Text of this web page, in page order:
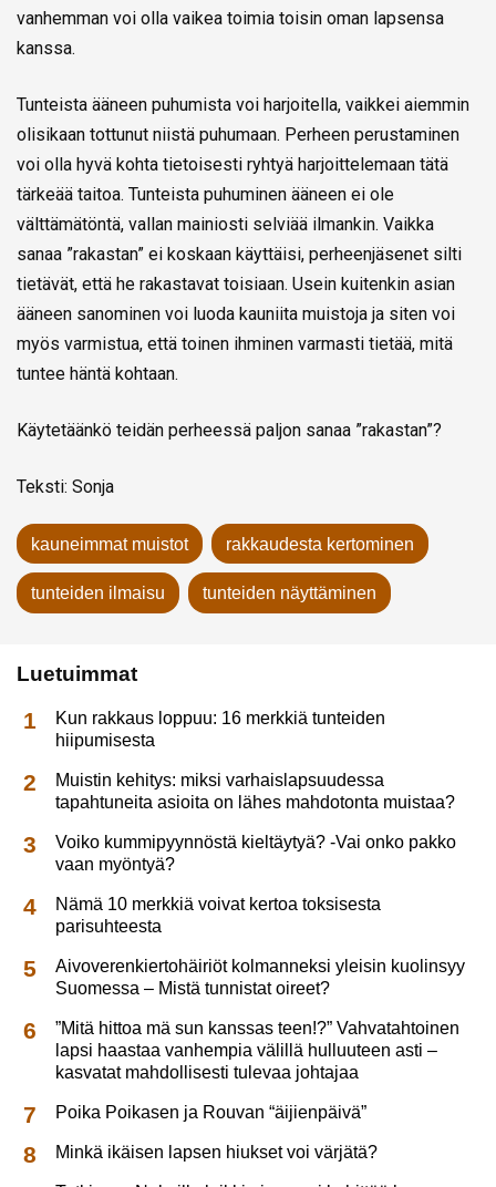
vanhemman voi olla vaikea toimia toisin oman lapsensa
kanssa.
Tunteista ääneen puhumista voi harjoitella, vaikkei aiemmin
olisikaan tottunut niistä puhumaan. Perheen perustaminen
voi olla hyvä kohta tietoisesti ryhtyä harjoittelemaan tätä
tärkeää taitoa. Tunteista puhuminen ääneen ei ole
välttämätöntä, vallan mainiosti selviää ilmankin. Vaikka
sanaa ”rakastan” ei koskaan käyttäisi, perheenjäsenet silti
tietävät, että he rakastavat toisiaan. Usein kuitenkin asian
ääneen sanominen voi luoda kauniita muistoja ja siten voi
myös varmistua, että toinen ihminen varmasti tietää, mitä
tuntee häntä kohtaan.
Käytetäänkö teidän perheessä paljon sanaa ”rakastan”?
Teksti: Sonja
kauneimmat muistot rakkaudesta kertominen
tunteiden ilmaisu tunteiden näyttäminen
Luetuimmat
Kun rakkaus loppuu: 16 merkkiä tunteiden
hiipumisesta
Muistin kehitys: miksi varhaislapsuudessa
tapahtuneita asioita on lähes mahdotonta muistaa?
Voiko kummipyynnöstä kieltäytyä? -Vai onko pakko
vaan myöntyä?
Nämä 10 merkkiä voivat kertoa toksisesta
parisuhteesta
Aivoverenkiertohäiriöt kolmanneksi yleisin kuolinsyy
Suomessa – Mistä tunnistat oireet?
”Mitä hittoa mä sun kanssas teen!?” Vahvatahtoinen
lapsi haastaa vanhempia välillä hulluuteen asti –
kasvatat mahdollisesti tulevaa johtajaa
Poika Poikasen ja Rouvan “äijienpäivä”
Minkä ikäisen lapsen hiukset voi värjätä?